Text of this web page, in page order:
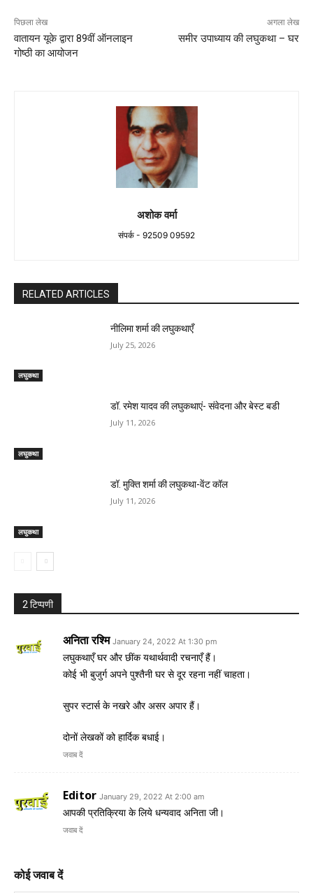
पिछला लेख
वातायन यूके द्वारा 89वीं ऑनलाइन
गोष्ठी का आयोजन
अगला लेख
समीर उपाध्याय की लघुकथा – घर
अशोक वर्मा
संपर्क - 92509 09592
RELATED ARTICLES
लघुकथा
नीलिमा शर्मा की लघुकथाएँ
July 25, 2026
लघुकथा
डॉ. रमेश यादव की लघुकथाएं- संवेदना और बेस्ट बडी
July 11, 2026
लघुकथा
डॉ. मुक्ति शर्मा की लघुकथा-वेंट कॉल
July 11, 2026
2 टिप्पणी
अनिता रश्मि January 24, 2022 At 1:30 pm
लघुकथाएँ घर और छींक यथार्थवादी रचनाएँ हैं।
कोई भी बुजुर्ग अपने पुश्तैनी घर से दूर रहना नहीं चाहता।
सुपर स्टार्स के नखरे और असर अपार हैं।
दोनों लेखकों को हार्दिक बधाई।
जवाब दें
Editor January 29, 2022 At 2:00 am
आपकी प्रतिक्रिया के लिये धन्यवाद अनिता जी।
जवाब दें
कोई जवाब दें